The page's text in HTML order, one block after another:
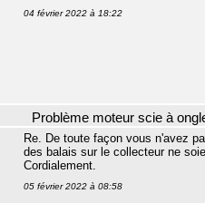
04 février 2022 à 18:22
Problème moteur scie à
Re. De toute façon vous n'avez
des balais sur le collecteur ne
Cordialement.
05 février 2022 à 08:58